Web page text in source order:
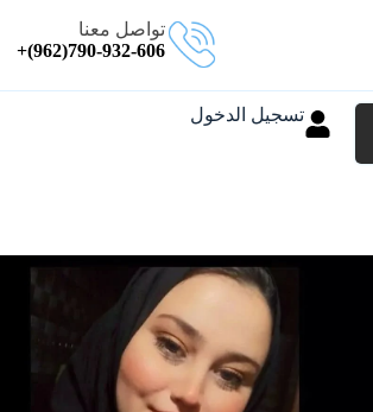
تواصل معنا
790-932-606(962)+
تسجيل الدخول